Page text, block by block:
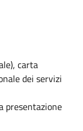
carta
dei servizi
presentazione